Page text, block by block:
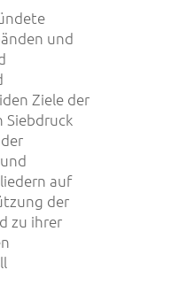
und
Ziele der
Siebdruck
auf
der
zu ihrer